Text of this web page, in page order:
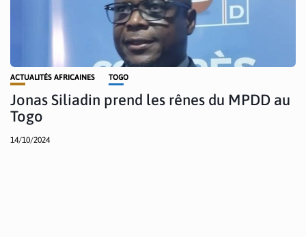
ACTUALITÉS AFRICAINES TOGO
Jonas Siliadin prend les rênes du MPDD au
Togo
14/10/2024